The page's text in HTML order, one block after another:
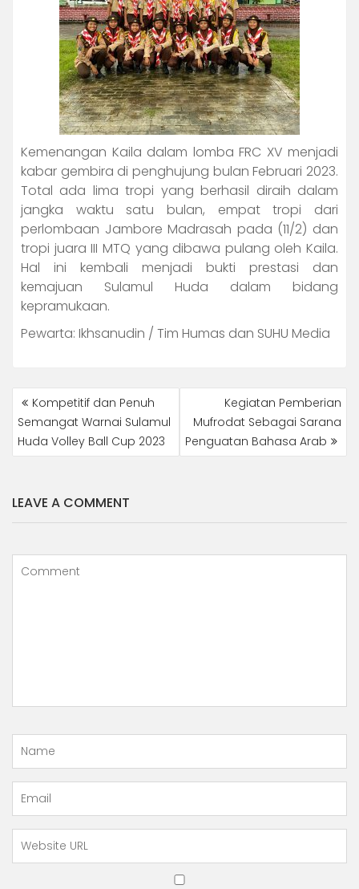
Kemenangan Kaila dalam lomba FRC XV menjadi
kabar gembira di penghujung bulan Februari 2023.
Total ada lima tropi yang berhasil diraih dalam
jangka waktu satu bulan, empat tropi dari
perlombaan Jambore Madrasah pada (11/2) dan
tropi juara III MTQ yang dibawa pulang oleh Kaila.
Hal ini kembali menjadi bukti prestasi dan
kemajuan Sulamul Huda dalam bidang
kepramukaan.
Pewarta: Ikhsanudin / Tim Humas dan SUHU Media
POST
NAVIGATION
Kompetitif dan Penuh
Semangat Warnai Sulamul
Huda Volley Ball Cup 2023
Kegiatan Pemberian
Mufrodat Sebagai Sarana
Penguatan Bahasa Arab
LEAVE A COMMENT